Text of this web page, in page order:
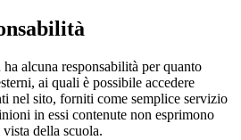
alcuna responsabilità per quanto
ai quali è possibile accedere
nel sito, forniti come semplice servizio
in essi contenute non esprimono
della scuola.